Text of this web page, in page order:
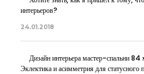
интерьеров?
24.01.2018
Дизайн интерьера мастер-спальни
Эклектика и асимметрия для статусного